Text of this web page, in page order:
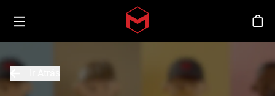
Skip to main content